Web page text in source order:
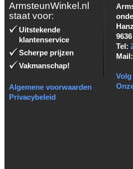
ArmsteunWinkel.nl
staat voor:
Uitstekende
klantenservice
Scherpe prijzen
Vakmanschap!
Algemene voorwaarden
Privacybeleid
Tel:
Mail: